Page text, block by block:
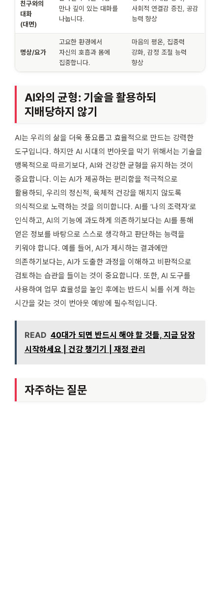
친구와의
대화
(대면)
만나 깊이 있는 대화를
나눕니다.
사회적 연결감 증진, 공감
능력 향상
명상/요가
고요한 환경에서
자신의 호흡과 몸에
집중합니다.
마음의 평온, 집중력
강화, 감정 조절 능력
향상
AI와의 균형: 기술을 활용하되
지배당하지 않기
AI는 우리의 삶을 더욱 풍요롭고 효율적으로 만드는 강력한
도구입니다. 하지만 AI 시대의 번아웃을 막기 위해서는 기술을
맹목적으로 따르기보다, AI와 건강한 균형을 유지하는 것이
중요합니다. 이는 AI가 제공하는 편리함을 적극적으로
활용하되, 우리의 정신적, 육체적 건강을 해치지 않도록
의식적으로 노력하는 것을 의미합니다. AI를 ‘나의 조력자’로
인식하고, AI의 기능에 과도하게 의존하기보다는 AI를 통해
얻은 정보를 바탕으로 스스로 생각하고 판단하는 능력을
키워야 합니다. 예를 들어, AI가 제시하는 결과에만
의존하기보다는, AI가 도출한 과정을 이해하고 비판적으로
검토하는 습관을 들이는 것이 중요합니다. 또한, AI 도구를
사용하여 업무 효율성을 높인 후에는 반드시 뇌를 쉬게 하는
시간을 갖는 것이 번아웃 예방에 필수적입니다.
READ 40대가 되면 반드시 해야 할 것들, 지금 당장
시작하세요 | 건강 챙기기 | 재정 관리
자주하는 질문